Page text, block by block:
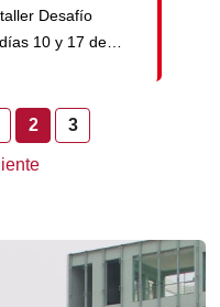
Desafío
10 y 17 de
tuvo como
nuevos
2 3